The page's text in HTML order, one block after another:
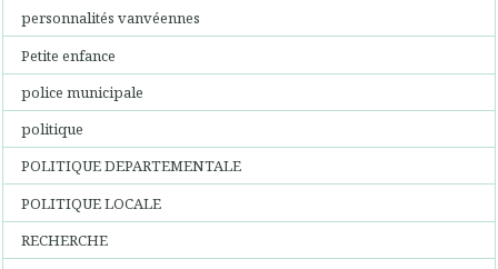
personnalités vanvéennes
Petite enfance
police municipale
politique
POLITIQUE DEPARTEMENTALE
POLITIQUE LOCALE
RECHERCHE